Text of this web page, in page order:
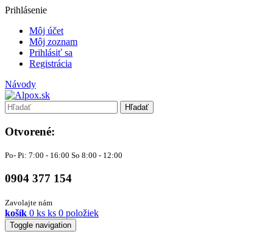
Prihlásenie
Môj účet
Môj zoznam
Prihlásiť sa
Registrácia
Návody
Hľadať
Otvorené:
Po- Pi: 7:00 - 16:00 So 8:00 - 12:00
0904 377 154
Zavolajte nám
košík 0 ks ks 0 položiek
Toggle navigation